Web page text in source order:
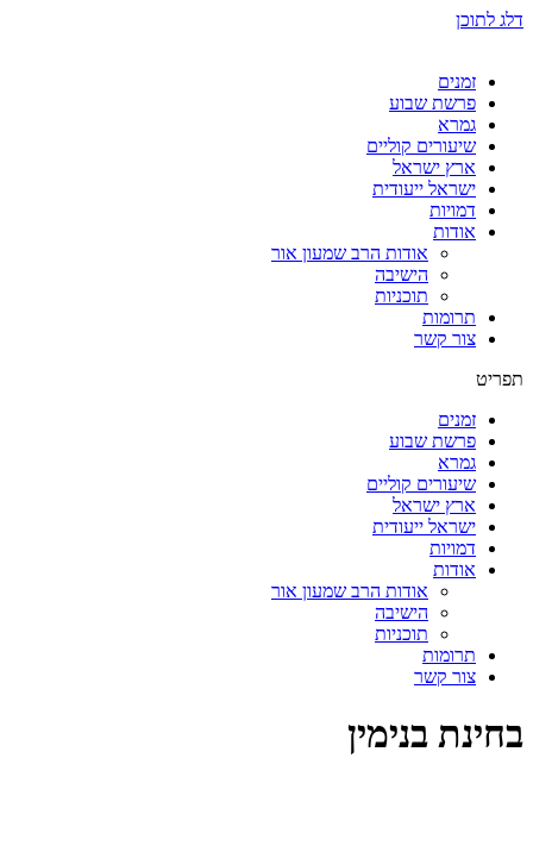
דלג לתוכן
זמנים
פרשת שבוע
גמרא
שיעורים קוליים
ארץ ישראל
ישראל ייעודית
דמויות
אודות
אודות הרב שמעון אור
הישיבה
תוכניות
תרומות
צור קשר
תפריט
זמנים
פרשת שבוע
גמרא
שיעורים קוליים
ארץ ישראל
ישראל ייעודית
דמויות
אודות
אודות הרב שמעון אור
הישיבה
תוכניות
תרומות
צור קשר
בחינת בנימין